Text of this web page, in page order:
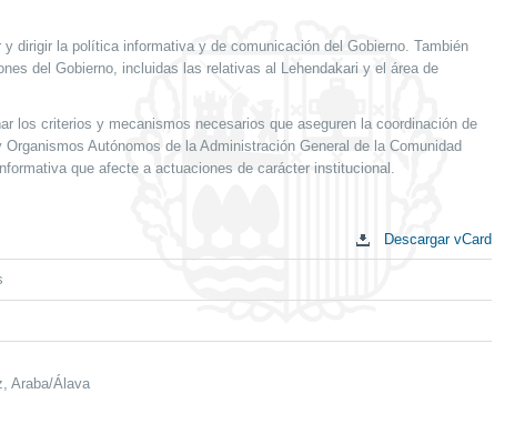
dirigir la política informativa y de comunicación del Gobierno. También
del Gobierno, incluidas las relativas al Lehendakari y el área de
los criterios y mecanismos necesarios que aseguren la coordinación de
Autónomos de la Administración General de la Comunidad
que afecte a actuaciones de carácter institucional.
Descargar vCard
Araba/Álava